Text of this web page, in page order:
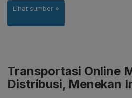
Transportasi Online
Distribusi, Menekan